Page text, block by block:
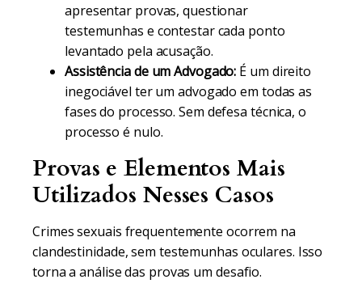
apresentar provas, questionar
testemunhas e contestar cada ponto
levantado pela acusação.
Assistência de um Advogado: É um direito
inegociável ter um advogado em todas as
fases do processo. Sem defesa técnica, o
processo é nulo.
Provas e Elementos Mais
Utilizados Nesses Casos
Crimes sexuais frequentemente ocorrem na
clandestinidade, sem testemunhas oculares. Isso
torna a análise das provas um desafio.